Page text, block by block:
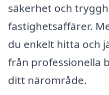
säkerhet och
fastighetsaffärer.
du enkelt hitta och
från professionella
ditt närområde.